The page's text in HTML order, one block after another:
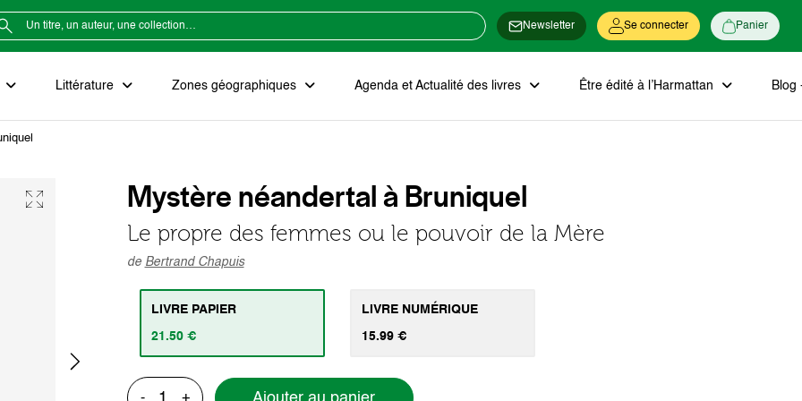
Newsletter Se connecter Panier
Littérature Zones géographiques Agenda et Actualité des livres Être édité à l’Harmattan Blog
Mystère néandertal à Bruniquel
Le propre des femmes ou le pouvoir de la Mère
de Bertrand Chapuis
LIVRE PAPIER
21.50 €
LIVRE NUMÉRIQUE
15.99 €
- +